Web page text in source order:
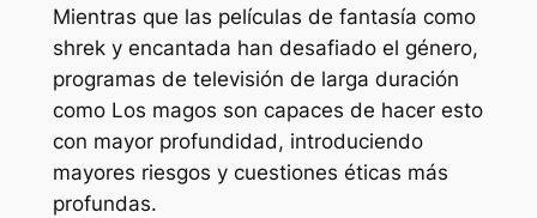
Mientras que las películas de fantasía como
shreky encantada han desafiado el género,
programas de televisión de larga duración
como Los magos son capaces de hacer esto
con mayor profundidad, introduciendo
mayores riesgos y cuestiones éticas más
profundas.